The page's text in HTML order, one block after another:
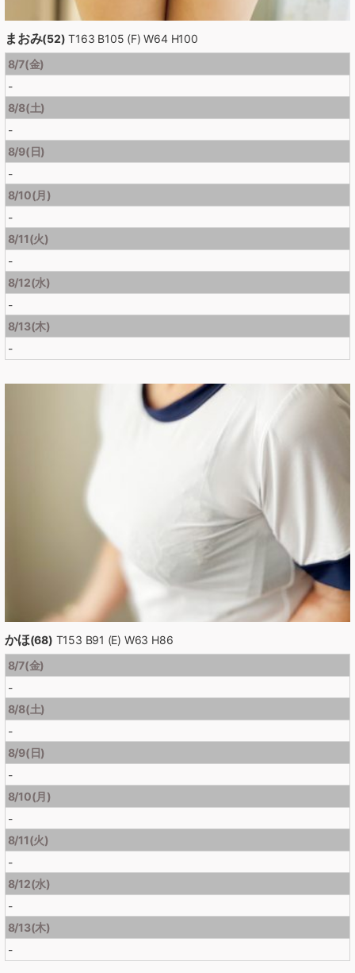
まおみ(52) T163 B105 (F) W64 H100
8/7(金)
-
8/8(土)
-
8/9(日)
-
8/10(月)
-
8/11(火)
-
8/12(水)
-
8/13(木)
-
かほ(68) T153 B91 (E) W63 H86
8/7(金)
-
8/8(土)
-
8/9(日)
-
8/10(月)
-
8/11(火)
-
8/12(水)
-
8/13(木)
-